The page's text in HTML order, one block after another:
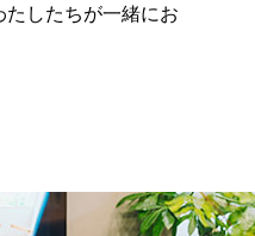
したちが一緒にお